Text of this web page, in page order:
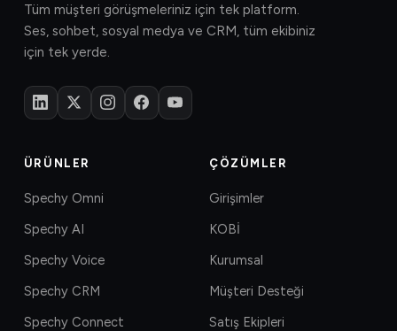
Tüm müşteri görüşmeleriniz için tek platform.
Ses, sohbet, sosyal medya ve CRM, tüm ekibiniz
için tek yerde.
ÜRÜNLER
Spechy Omni
Spechy AI
Spechy Voice
Spechy CRM
Spechy Connect
ÇÖZÜMLER
Girişimler
KOBİ
Kurumsal
Müşteri Desteği
Satış Ekipleri